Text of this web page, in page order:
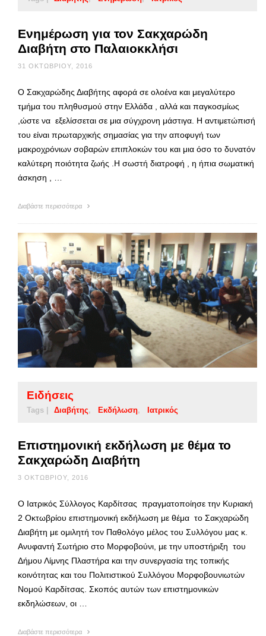
Ενημέρωση για τον Σακχαρώδη
Διαβήτη στο Παλαιοκκλήσι
31 ΟΚΤΩΒΡΊΟΥ, 2016
Ο Σακχαρώδης Διαβήτης αφορά σε ολοένα και μεγαλύτερο
τμήμα του πληθυσμού στην Ελλάδα , αλλά και παγκοσμίως
,ώστε να εξελίσσεται σε μια σύγχρονη μάστιγα. Η αντιμετώπισή
του είναι πρωταρχικής σημασίας για την αποφυγή των
μακροχρόνιων σοβαρών επιπλοκών του και μια όσο το δυνατόν
καλύτερη ποιότητα ζωής .Η σωστή διατροφή , η ήπια σωματική
άσκηση , …
Διαβάστε περισσότερα
Ειδήσεις
Tags | Διαβήτης Εκδήλωση Ιατρικός
Επιστημονική εκδήλωση με θέμα το
Σακχαρώδη Διαβήτη
3 ΟΚΤΩΒΡΊΟΥ, 2016
Ο Ιατρικός Σύλλογος Καρδίτσας πραγματοποίησε την Κυριακή
2 Οκτωβρίου επιστημονική εκδήλωση με θέμα το Σακχαρώδη
Διαβήτη με ομιλητή τον Παθολόγο μέλος του Συλλόγου μας κ.
Ανυφαντή Σωτήριο στο Μορφοβούνι, με την υποστήριξη του
Δήμου Λίμνης Πλαστήρα και την συνεργασία της τοπικής
κοινότητας και του Πολιτιστικού Συλλόγου Μορφοβουνιωτών
Νομού Καρδίτσας. Σκοπός αυτών των επιστημονικών
εκδηλώσεων, οι …
Διαβάστε περισσότερα